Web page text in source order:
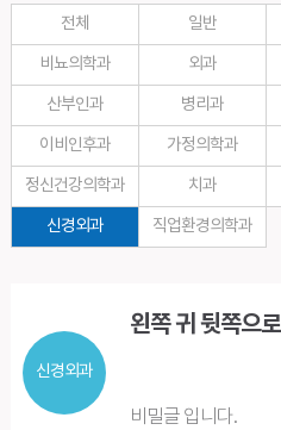
전체 일반
비뇨의학과 외과
산부인과 병리과
이비인후과 가정의학과
정신건강의학과 치과
신경외과 직업환경의학과
신경외과
비밀글 입니다.